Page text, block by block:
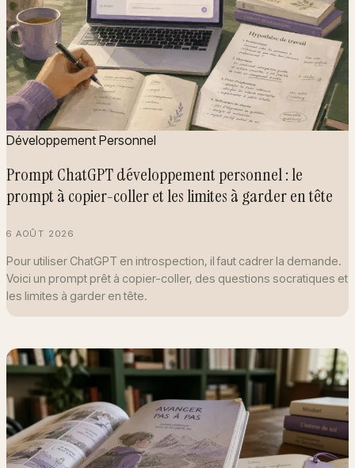
Développement Personnel
Prompt ChatGPT développement personnel : le
prompt à copier-coller et les limites à garder en tête
6 AOÛT 2026
Pour utiliser ChatGPT en introspection, il faut cadrer la demande.
Voici un prompt prêt à copier-coller, des questions socratiques et
les limites à garder en tête.